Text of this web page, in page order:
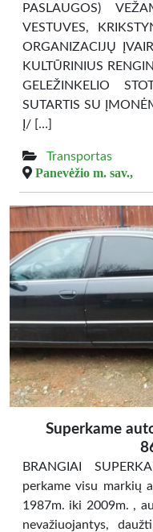
PASLAUGOS)
VESTUVES,
ORGANIZACIJŲ
KULTŪRINIUS
GELEŽINKELIO
SUTARTIS SU
Į/ […]
Transportas
Panevėžio m. sav.,
Superkame
BRANGIAI
perkame visu markių
1987m. iki 2009m. ,
nevažiuojantys,